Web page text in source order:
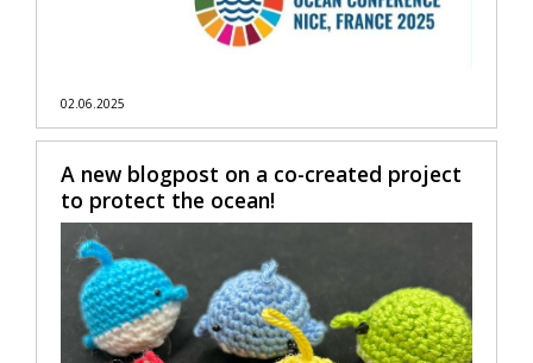
02.06.2025
A new blogpost on a co-created project
to protect the ocean!